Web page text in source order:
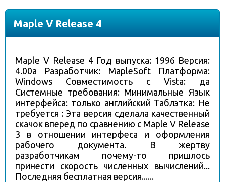
Maple V Release 4
Maple V Release 4 Год выпуска: 1996 Версия:
4.00a Разработчик: MapleSoft Платформа:
Windows Совместимость с Vista: да
Системные требования: Минимальные Язык
интерфейса: только английский Таблэтка: Не
требуется : Эта версия сделала качественный
скачок вперед по сравнению с Maple V Release
3 в отношении интерфеса и оформления
рабочего документа. В жертву
разработчикам почему-то пришлось
принести скорость численных вычислений...
Последняя бесплатная версия......